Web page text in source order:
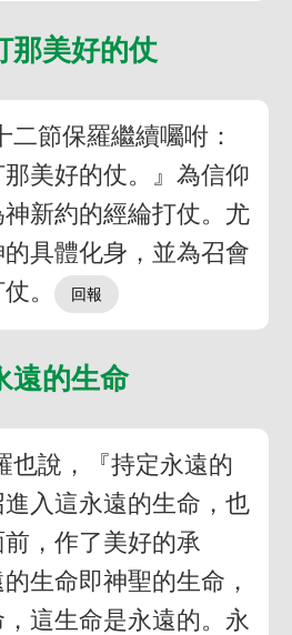
那美好的仗
二節保羅繼續囑咐：
那美好的仗。』為信仰
新約的經綸打仗。尤
具體化身，並為召會
。
遠的生命
也說，『持定永遠的
入這永遠的生命，也
，作了美好的承
生命即神聖的生命，
這生命是永遠的。永